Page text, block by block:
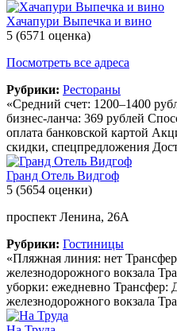
Хачапури Выпечка и вино
5 (6571 оценка)
Посмотреть все адреса
Рубрики: Рестораны
«Средний счет: 1200–1400
бизнес-ланча: 369 рублей
оплата банковской картой
скидки, спецпредложения
Гранд Отель Видгоф
5 (5654 оценки)
проспект Ленина, 26А
Рубрики: Гостиницы
«Пляжная линия: нет
железнодорожного вокзала
уборки: ежедневно Трансфер:
железнодорожного вокзала